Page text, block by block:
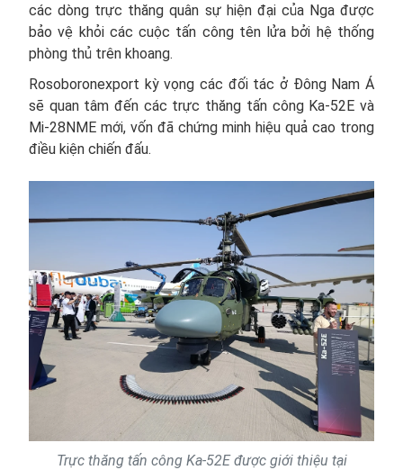
các dòng trực thăng quân sự hiện đại của Nga được
bảo vệ khỏi các cuộc tấn công tên lửa bởi hệ thống
phòng thủ trên khoang.
Rosoboronexport kỳ vọng các đối tác ở Đông Nam Á
sẽ quan tâm đến các trực thăng tấn công Ka-52E và
Mi-28NME mới, vốn đã chứng minh hiệu quả cao trong
điều kiện chiến đấu.
Trực thăng tấn công Ka-52E được giới thiệu tại